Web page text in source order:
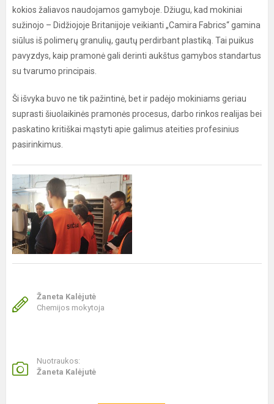
kokios žaliavos naudojamos gamyboje. Džiugu, kad mokiniai
sužinojo – Didžiojoje Britanijoje veikianti „Camira Fabrics“ gamina
siūlus iš polimerų granulių, gautų perdirbant plastiką. Tai puikus
pavyzdys, kaip pramonė gali derinti aukštus gamybos standartus
su tvarumo principais.
Ši išvyka buvo ne tik pažintinė, bet ir padėjo mokiniams geriau
suprasti šiuolaikinės pramonės procesus, darbo rinkos realijas bei
paskatino kritiškai mąstyti apie galimus ateities profesinius
pasirinkimus.
Žaneta Kalėjutė
Chemijos mokytoja
Nuotraukos:
Žaneta Kalėjutė